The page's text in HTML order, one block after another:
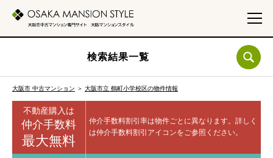
検索結果一覧
大阪市 中古マンション ＞ 大阪市立 鶴町小学校区の物件情報
不動産購入は
仲介手数料
最大無料
仲介手数料割引率は物件ごとに異なります。 詳しく
は仲介手数料割引アイコンをご参照ください。